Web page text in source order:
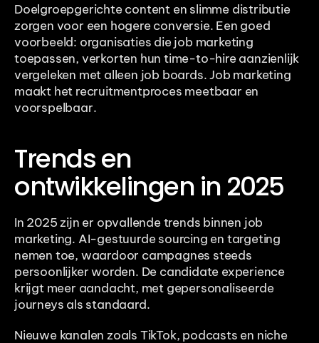
Doelgroepgerichte content en slimme distributie
zorgen voor een hogere conversie. Een goed
voorbeeld: organisaties die job marketing
toepassen, verkorten hun time-to-hire aanzienlijk
vergeleken met alleen job boards. Job marketing
maakt het recruitmentproces meetbaar en
voorspelbaar.
Trends en
ontwikkelingen in 2025
In 2025 zijn er opvallende trends binnen job
marketing. AI-gestuurde sourcing en targeting
nemen toe, waardoor campagnes steeds
persoonlijker worden. De candidate experience
krijgt meer aandacht, met gepersonaliseerde
journeys als standaard.
Nieuwe kanalen zoals TikTok, podcasts en niche